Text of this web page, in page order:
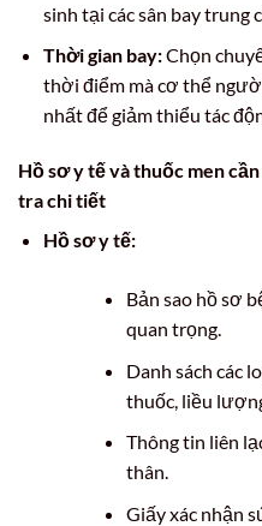
sinh tại các sân bay trung
Thời gian bay:Chọn
thời điểm mà cơ thể
nhất để giảm thiểu tác
Hồ sơ y tế và thuốc men
tra chi tiết
Hồ sơ y tế:
Bản sao hồ sơ
quan trọng.
Danh sách các
thuốc, liều
Thông tin liên
thân.
Giấy xác nhận